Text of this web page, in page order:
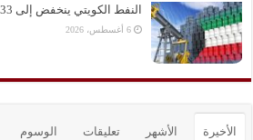
النفط الكويتي ينخفض إلى 74.33 دولار للبرميل
6 أغسطس، 2026
الأخيرة الأشهر تعليقات الوسوم